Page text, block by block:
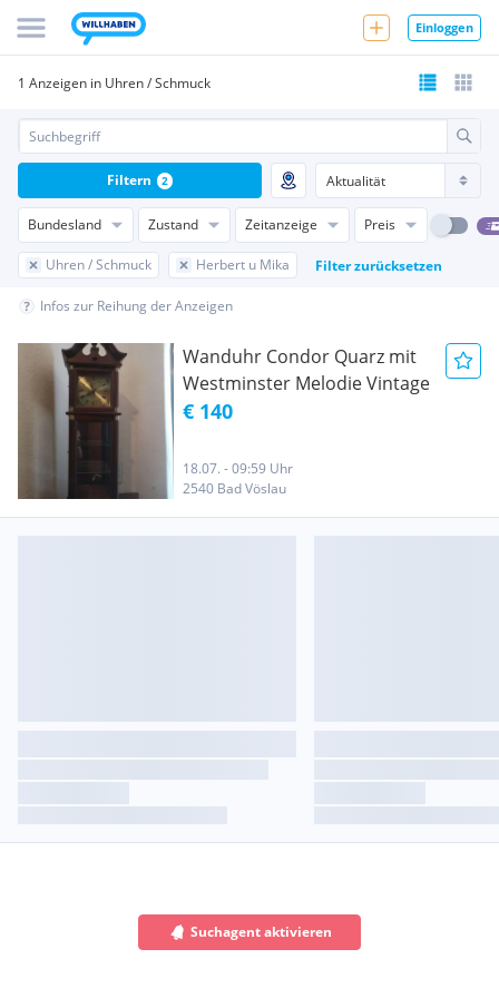
Einloggen
1 Anzeigen in Uhren / Schmuck
Bundesland Zustand Zeitanzeige Preis
Uhren / Schmuck Herbert u Mika Filter zurücksetzen
Filtern 2
Infos zur Reihung der Anzeigen
Wanduhr Condor Quarz mit
Westminster Melodie Vintage
€ 140
18.07. - 09:59 Uhr
2540 Bad Vöslau
Suchagent aktivieren